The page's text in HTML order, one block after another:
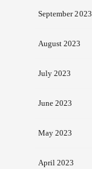
September 2023
August 2023
July 2023
June 2023
May 2023
April 2023